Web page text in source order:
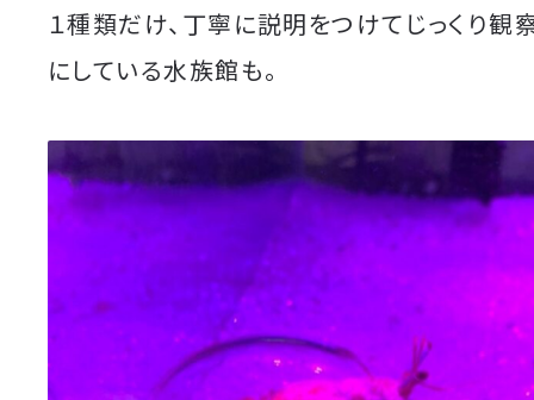
１種類だけ、丁寧に説明をつけてじっくり観
にしている水族館も。